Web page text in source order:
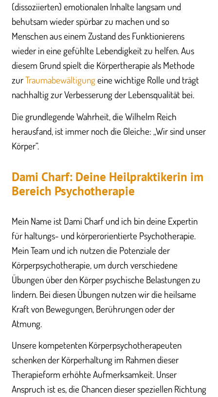
(dissoziierten) emotionalen Inhalte langsam und
behutsam wieder spürbar zu machen und so
Menschen aus einem Zustand des Funktionierens
wieder in eine gefühlte Lebendigkeit zu helfen. Aus
diesem Grund spielt die Körpertherapie als Methode
zurTraumabewältigungeine wichtige Rolle und trägt
nachhaltig zur Verbesserung der Lebensqualität bei.
Die grundlegende Wahrheit, die Wilhelm Reich
herausfand, ist immer noch die Gleiche: „Wir sind unser
Körper“.
Dami Charf: Deine Heilpraktikerin im
Bereich Psychotherapie
Mein Name ist Dami Charf und ich bin deine Expertin
für haltungs- und körperorientierte Psychotherapie.
Mein Team und ich nutzen die Potenziale der
Körperpsychotherapie, um durch verschiedene
Übungen über den Körper psychische Belastungen zu
lindern. Bei diesen Übungen nutzen wir die heilsame
Kraft von Bewegungen, Berührungen oder der
Atmung.
Unsere kompetenten Körperpsychotherapeuten
schenken der Körperhaltung im Rahmen dieser
Therapieform erhöhte Aufmerksamkeit. Unser
Anspruch ist es, die Chancen dieser speziellen Richtung